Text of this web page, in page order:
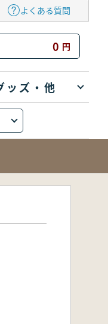
よくある質問
0 円
ッズ・他